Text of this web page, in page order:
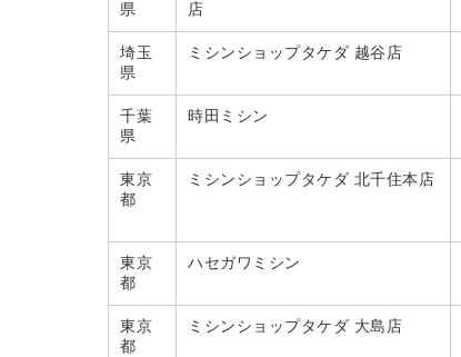
県
店
埼玉
県
ミシンショップタケダ 越谷店
千葉
県
時田ミシン
東京
都
ミシンショップタケダ 北千住本店
東京
都
ハセガワミシン
東京
都
ミシンショップタケダ 大島店